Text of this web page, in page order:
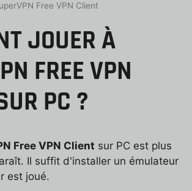
Free VPN Client
JOUER À
FREE VPN
PC ?
Free VPN Client sur PC est plus
Il suffit d'installer un émulateur
est joué.